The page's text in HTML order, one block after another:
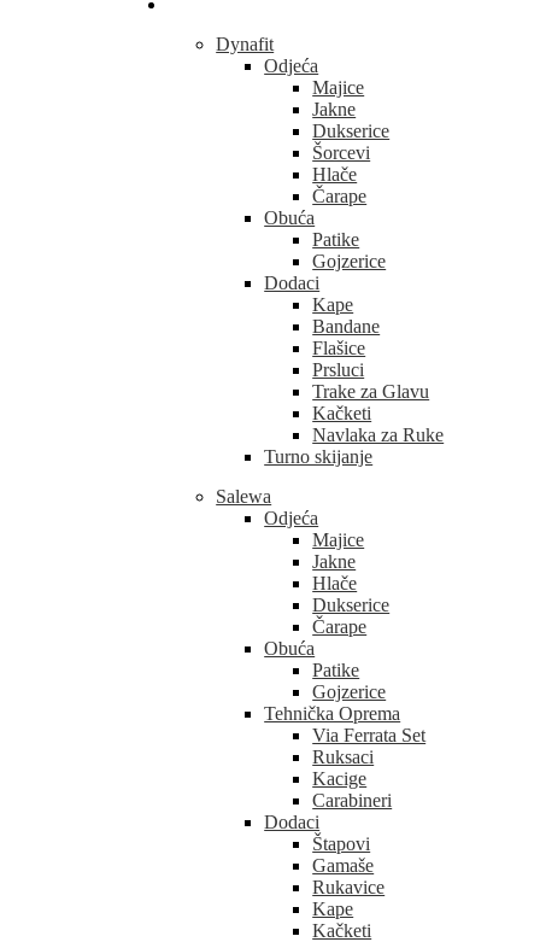
Dynafit
Odjeća
Majice
Jakne
Dukserice
Šorcevi
Hlače
Čarape
Obuća
Patike
Gojzerice
Dodaci
Kape
Bandane
Flašice
Prsluci
Trake za Glavu
Kačketi
Navlaka za Ruke
Turno skijanje
Salewa
Odjeća
Majice
Jakne
Hlače
Dukserice
Čarape
Obuća
Patike
Gojzerice
Tehnička Oprema
Via Ferrata Set
Ruksaci
Kacige
Carabineri
Dodaci
Štapovi
Gamaše
Rukavice
Kape
Kačketi